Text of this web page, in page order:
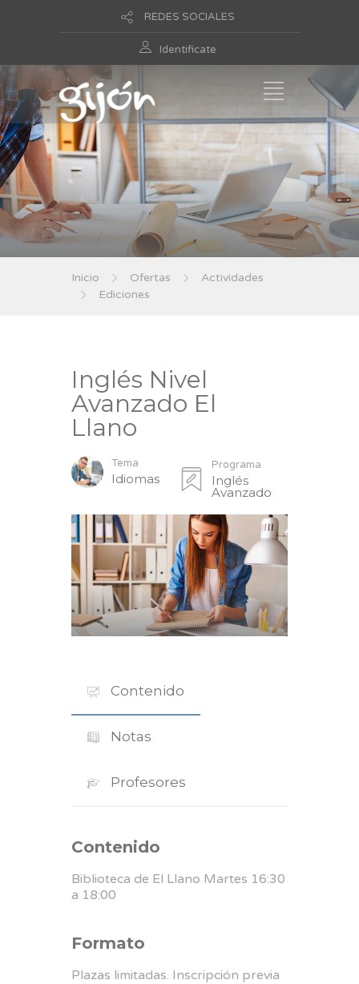
REDES SOCIALES
Identificate
Inicio Ofertas
Actividades
Ediciones
Inglés Nivel
Avanzado El
Llano
Tema
Idiomas
Programa
Inglés
Avanzado
Contenido
Notas
Profesores
Contenido
Biblioteca de El Llano Martes 16:30
a 18:00
Formato
Plazas limitadas. Inscripción previa